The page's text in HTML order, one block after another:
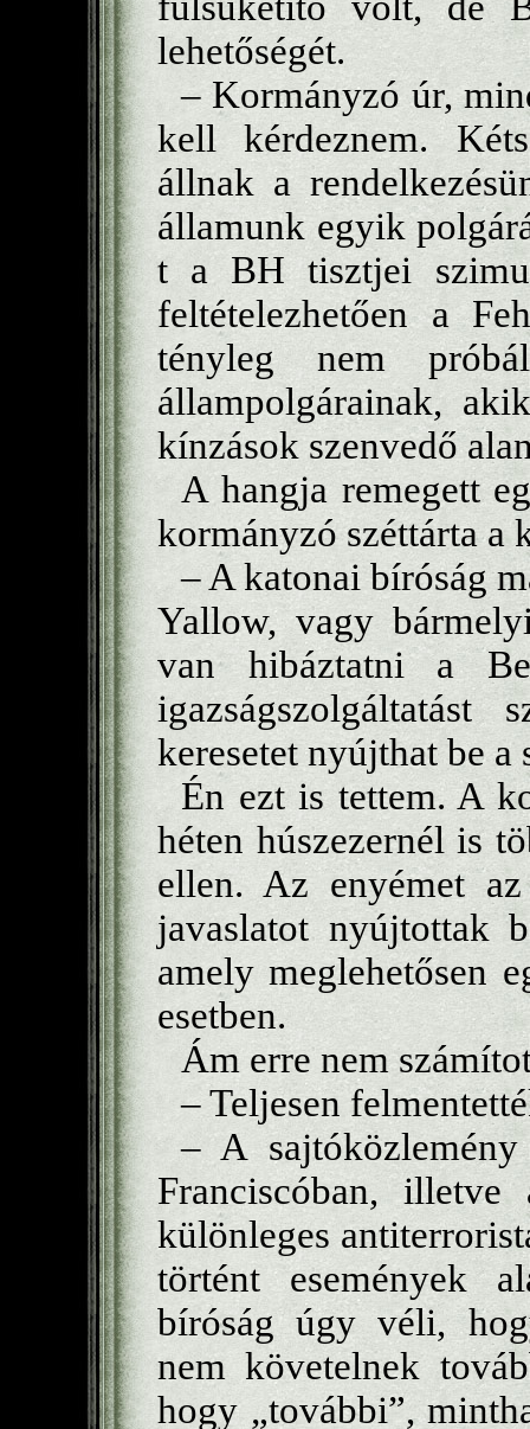
lehetőségét.
– Kormányzó úr,
kell kérdeznem.
állnak a
államunk egyik
t a BH tisztjei
feltételezhetően a
tényleg nem
állampolgárainak,
kínzások szenvedő
A hangja remegett
kormányzó széttárta a
– A katonai bíróság
Yallow, vagy
van hibáztatni a
igazságszolgáltatást
keresetet nyújthat be
Én ezt is tettem. A
héten húszezernél is
ellen. Az enyémet
javaslatot nyújtottak
amely meglehetősen
esetben.
Ám erre nem
– Teljesen
– A
Franciscóban, illetve
különleges
történt események
bíróság úgy véli,
nem követelnek
hogy „további”,